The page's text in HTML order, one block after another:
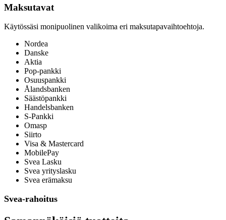
Maksutavat
Käytössäsi monipuolinen valikoima eri maksutapavaihtoehtoja.
Nordea
Danske
Aktia
Pop-pankki
Osuuspankki
Ålandsbanken
Säästöpankki
Handelsbanken
S-Pankki
Omasp
Siirto
Visa & Mastercard
MobilePay
Svea Lasku
Svea yrityslasku
Svea erämaksu
Svea-rahoitus